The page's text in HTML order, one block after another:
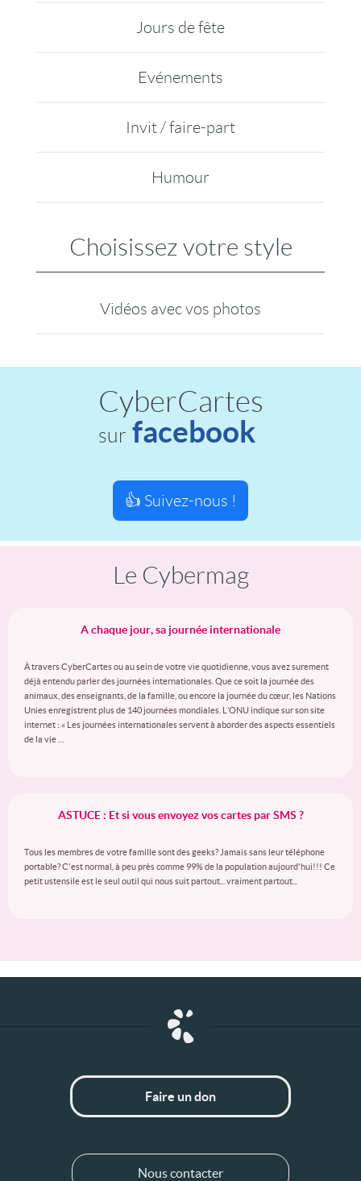
Jours de fête
Evénements
Invit / faire-part
Humour
Choisissez votre style
Vidéos avec vos photos
CyberCartes
sur facebook
👍 Suivez-nous !
Le Cybermag
A chaque jour, sa journée internationale
À travers CyberCartes ou au sein de votre vie quotidienne, vous avez surement
déjà entendu parler des journées internationales. Que ce soit la journée des
animaux, des enseignants, de la famille, ou encore la journée du cœur, les Nations
Unies enregistrent plus de 140 journées mondiales. L’ONU indique sur son site
internet : « Les journées internationales servent à aborder des aspects essentiels
de la vie …
ASTUCE : Et si vous envoyez vos cartes par SMS ?
Tous les membres de votre famille sont des geeks? Jamais sans leur téléphone
portable? C'est normal, à peu près comme 99% de la population aujourd'hui!!! Ce
petit ustensile est le seul outil qui nous suit partout... vraiment partout...
Faire un don
Nous contacter